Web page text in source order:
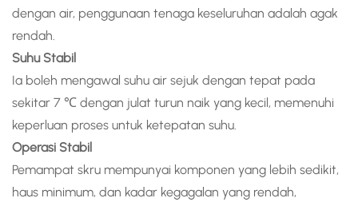
dengan air, penggunaan tenaga keseluruhan adalah agak
rendah.
Suhu Stabil
Ia boleh mengawal suhu air sejuk dengan tepat pada
sekitar 7 ℃ dengan julat turun naik yang kecil, memenuhi
keperluan proses untuk ketepatan suhu.
Operasi Stabil
Pemampat skru mempunyai komponen yang lebih sedikit,
haus minimum, dan kadar kegagalan yang rendah,